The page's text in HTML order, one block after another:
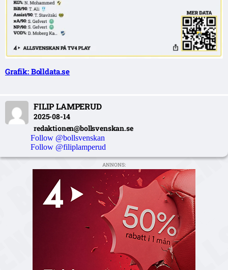
Grafik: Bolldata.se
FILIP LAMPERUD
2025-08-14
redaktionen@bollsvenskan.se
Follow @bollsvenskan
Follow @filiplamperud
ANNONS: